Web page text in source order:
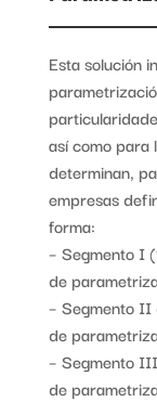
Esta solución
así como para
determinan,
empresas
forma:
– Segmento I
de
– Segmento II
de
– Segmento
de